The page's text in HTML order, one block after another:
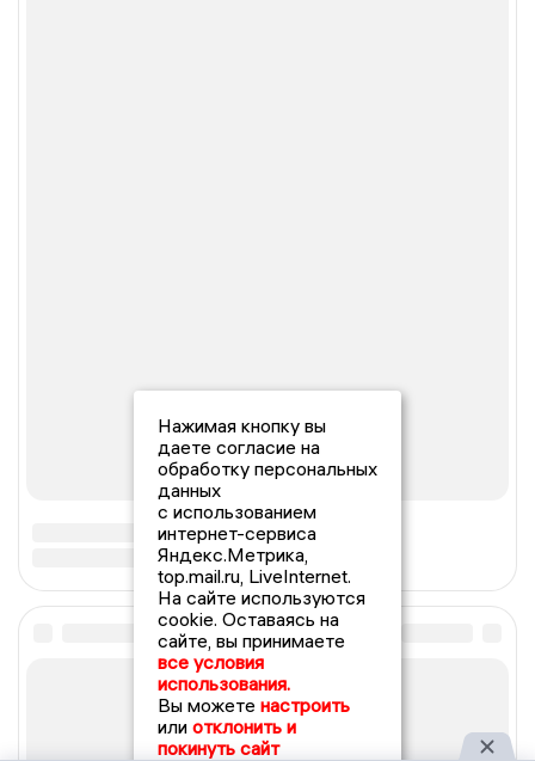
Нажимая кнопку вы
даете согласие на
обработку персональных
данных
с использованием
интернет-сервиса
Яндекс.Метрика,
top.mail.ru, LiveInternet.
На сайте используются
cookie. Оставаясь на
сайте, вы принимаете
все условия
использования.
Вы можете настроить
или отклонить и
покинуть сайт